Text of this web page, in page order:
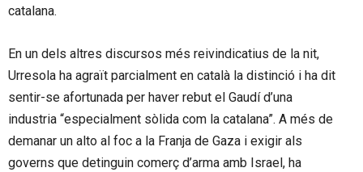
catalana.
En un dels altres discursos més reivindicatius de la nit,
Urresola ha agraït parcialment en català la distinció i ha dit
sentir-se afortunada per haver rebut el Gaudí d’una
industria “especialment sòlida com la catalana”. A més de
demanar un alto al foc a la Franja de Gaza i exigir als
governs que detinguin comerç d’arma amb Israel, ha